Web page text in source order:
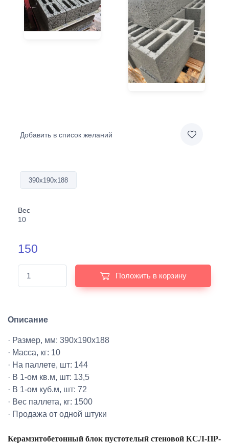
Добавить в список желаний
390х190х188
Вес
10
150
Положить в корзину
Описание
· Размер, мм: 390х190х188
· Масса, кг: 10
· На паллете, шт: 144
· В 1-ом кв.м, шт: 13,5
· В 1-ом куб.м, шт: 72
· Вес паллета, кг: 1500
· Продажа от одной штуки
Керамзитобетонный блок пустотелый стеновой КСЛ-ПР-